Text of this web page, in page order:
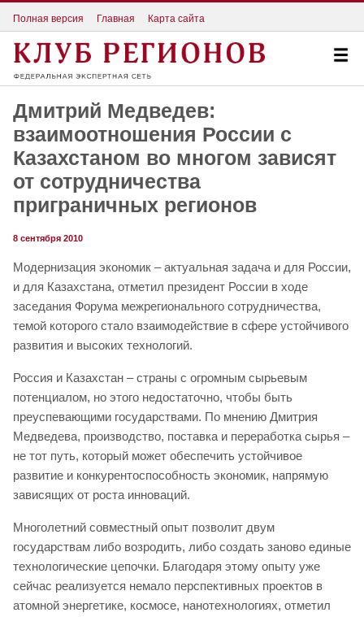
Полная версия Главная Карта сайта
Дмитрий Медведев:
взаимоотношения России с
Казахстаном во многом зависят
от сотрудничества
приграничных регионов
8 сентября 2010
Модернизация экономик – актуальная задача и для России,
и для Казахстана, отметил президент России в ходе
заседания Форума межрегионального сотрудничества,
темой которого стало взаимодействие в сфере устойчивого
развития и высоких технологий.
Россия и Казахстан – страны с огромным сырьевым
потенциалом, но этого недостаточно, чтобы быть
преуспевающими государствами. По мнению Дмитрия
Медведева, производство, поставка и переработка сырья –
не тот путь, который может обеспечить устойчивое
развитие и конкурентоспособность экономик, напрямую
зависящих от роста инноваций.
Многолетний совместный опыт позволит двум
государствам либо возродить, либо создать заново единые
технологические цепочки. Благодаря этому опыту уже
сейчас реализуется немало перспективных проектов в
атомной энергетике, космосе, нанотехнологиях, отметил